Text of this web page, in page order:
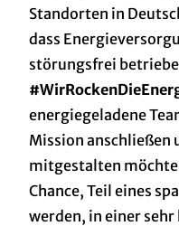
Standorten in
dass
störungsfrei
energiegeladene
Mission anschließen
mitgestalten
Chance, Teil eines
werden, in einer